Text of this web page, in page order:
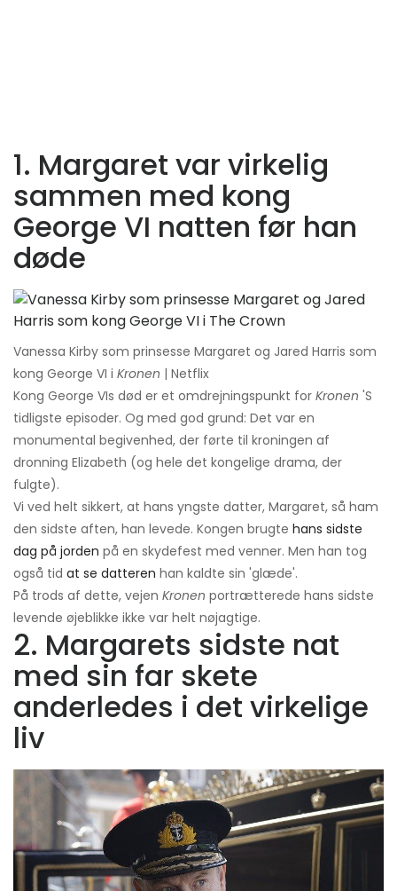
1. Margaret var virkelig
sammen med kong
George VI natten før han
døde
Vanessa Kirby som prinsesse Margaret og Jared Harris som
kong George VI i Kronen | Netflix
Kong George VIs død er et omdrejningspunkt for Kronen 'S
tidligste episoder. Og med god grund: Det var en
monumental begivenhed, der førte til kroningen af ​​
dronning Elizabeth (og hele det kongelige drama, der
fulgte).
Vi ved helt sikkert, at hans yngste datter, Margaret, så ham
den sidste aften, han levede. Kongen brugte hans sidste
dag på jorden på en skydefest med venner. Men han tog
også tid at se datteren han kaldte sin 'glæde'.
På trods af dette, vejen Kronen portrætterede hans sidste
levende øjeblikke ikke var helt nøjagtige.
2. Margarets sidste nat
med sin far skete
anderledes i det virkelige
liv